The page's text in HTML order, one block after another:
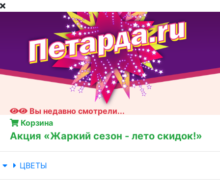
Вы недавно смотрели...
Корзина
Акция «Жаркий сезон - лето скидок!»
ЦВЕТЫ